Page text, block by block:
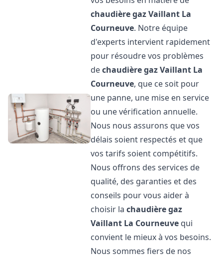
chaudière gaz Vaillant La
Courneuve. Notre équipe
d'experts intervient rapidement
pour résoudre vos problèmes
dechaudière gaz Vaillant La
Courneuve, que ce soit pour
une panne, une mise en service
ou une vérification annuelle.
Nous nous assurons que vos
délais soient respectés et que
vos tarifs soient compétitifs.
Nous offrons des services de
qualité, des garanties et des
conseils pour vous aider à
choisir lachaudière gaz
Vaillant La Courneuve qui
convient le mieux à vos besoins.
Nous sommes fiers de nos